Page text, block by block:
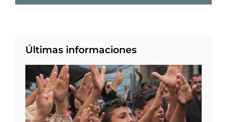
Últimas informaciones